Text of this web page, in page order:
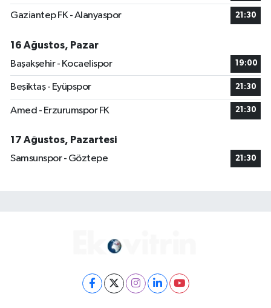
Gaziantep FK - Alanyaspor 21:30
16 Ağustos, Pazar
Başakşehir - Kocaelispor
19:00
Beşiktaş - Eyüpspor 21:30
Amed - Erzurumspor FK 21:30
17 Ağustos, Pazartesi
Samsunspor - Göztepe
21:30